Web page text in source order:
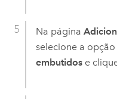
Na página
selecione a opção
embutidose